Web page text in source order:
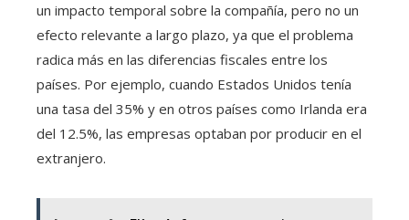
un impacto temporal sobre la compañía, pero no un
efecto relevante a largo plazo, ya que el problema
radica más en las diferencias fiscales entre los
países. Por ejemplo, cuando Estados Unidos tenía
una tasa del 35% y en otros países como Irlanda era
del 12.5%, las empresas optaban por producir en el
extranjero.